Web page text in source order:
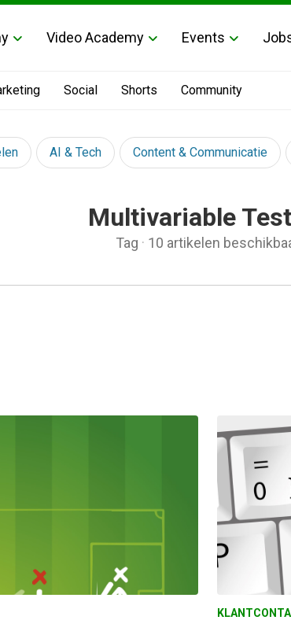
Video Academy Events
Social Shorts Community
AI & Tech Content & Communicatie
Multivariable
Tag · 10 artikelen